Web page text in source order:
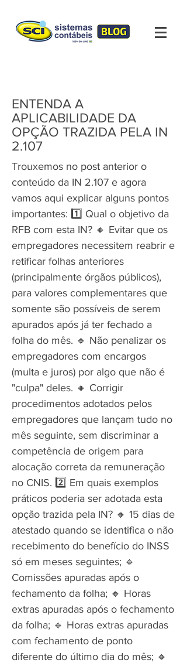
ENTENDA A
APLICABILIDADE DA
OPÇÃO TRAZIDA PELA IN
2.107
Trouxemos no post anterior o
conteúdo da IN 2.107 e agora
vamos aqui explicar alguns pontos
importantes: 1️⃣ Qual o objetivo da
RFB com esta IN? 🔸 Evitar que os
empregadores necessitem reabrir e
retificar folhas anteriores
(principalmente órgãos públicos),
para valores complementares que
somente são possíveis de serem
apurados após já ter fechado a
folha do mês. 🔹 Não penalizar os
empregadores com encargos
(multa e juros) por algo que não é
"culpa" deles. 🔸 Corrigir
procedimentos adotados pelos
empregadores que lançam tudo no
mês seguinte, sem discriminar a
competência de origem para
alocação correta da remuneração
no CNIS. 2️⃣ Em quais exemplos
práticos poderia ser adotada esta
opção trazida pela IN? 🔸 15 dias de
atestado quando se identifica o não
recebimento do benefício do INSS
só em meses seguintes; 🔹
Comissões apuradas após o
fechamento da folha; 🔸 Horas
extras apuradas após o fechamento
da folha; 🔹 Horas extras apuradas
com fechamento de ponto
diferente do último dia do mês; 🔸